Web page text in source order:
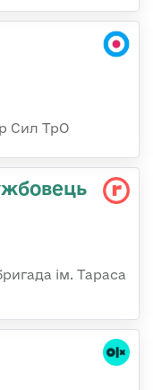
Сил ТрО
ім. Тараса